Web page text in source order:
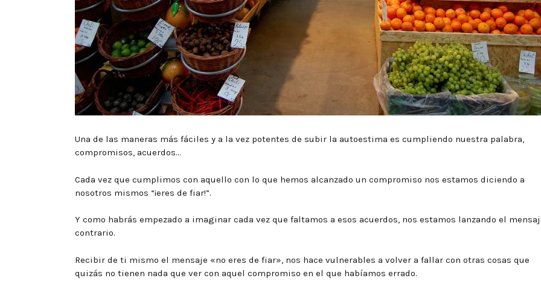
Una de las maneras más fáciles y a la vez potentes de subir la autoestima es cumpliendo nuestra palabra,
compromisos, acuerdos…
Cada vez que cumplimos con aquello con lo que hemos alcanzado un compromiso nos estamos diciendo a
nosotros mismos “¡eres de fiar!”.
Y como habrás empezado a imaginar cada vez que faltamos a esos acuerdos, nos estamos lanzando el
contrario.
Recibir de ti mismo el mensaje «no eres de fiar», nos hace vulnerables a volver a fallar con otras cosas que
quizás no tienen nada que ver con aquel compromiso en el que habíamos errado.